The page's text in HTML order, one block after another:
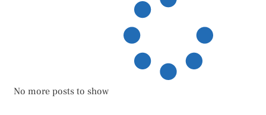
No more posts to show